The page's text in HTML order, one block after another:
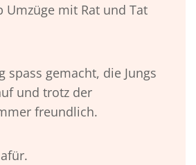
Umzüge mit Rat und Tat
spass gemacht, die Jungs
und trotz der
freundlich.